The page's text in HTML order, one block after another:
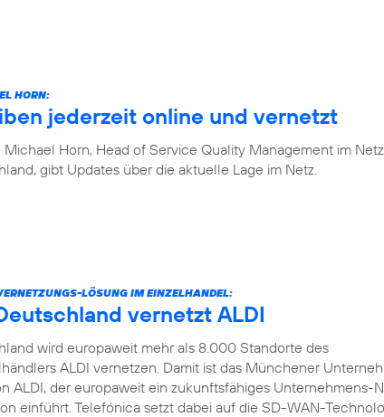
HORN:
jederzeit online und vernetzt
Michael Horn, Head of Service Quality Management im
gibt Updates über die aktuelle Lage im Netz.
LÖSUNG IM EINZELHANDEL:
vernetzt ALDI
wird europaweit mehr als 8.000 Standorte des
ALDI vernetzen. Damit ist das Münchener
ALDI, der europaweit ein zukunftsfähiges Unternehmens-
einführt. Telefónica setzt dabei auf die SD-WAN-